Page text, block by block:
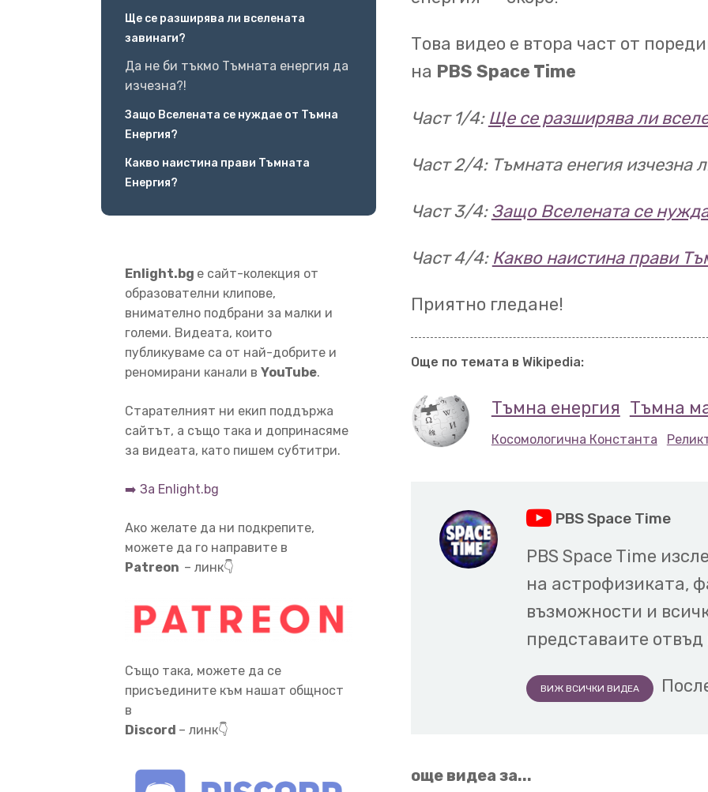
Ще се разширява ли вселената
завинаги?
Да не би тъкмо Тъмната енергия да
изчезна?!
Защо Вселената се нуждае от Тъмна
Енергия?
Какво наистина прави Тъмната
Енергия?
Enlight.bg е сайт-колекция от
образователни клипове,
внимателно подбрани за малки и
големи. Видеата, които
публикуваме са от най-добрите и
реномирани канали вYouTube.
Старателният ни екип поддържа
сайтът, а също така и допринасяме
за видеата, като пишем субтитри.
➡️ За Enlight.bg
Ако желате да ни подкрепите,
можете да го направите в
Patreon – линк👇
Също така, можете да се
присъедините към нашат общност
в
Discord – линк👇
00:48
двата екипа
разширяването на
притегляне на
01:05
Изглеждаше, че нещо
гравитацията. Натиск
ръководителите на
01:21 Adam Riess, Brian
изготвили плейлиста
доста хардкор, но си
01:40
Защото друг екип тъкмо
обновени данни от
данните са
енергия.Няма ускорено
че Вселената може да
скорост.
на тъмната енергия,
Това видео е втора част от
на PBS Space Time
Част 1/4: Ще се разширява ли
Част 2/4: Тъмната енегия изчезна
Част 3/4:Защо Вселената се
Част 4/4: Какво наистина прави
Приятно гледане!
Още по темата в Wikipedia:
Тъмна енергия Тъмна
Косомологична Константа
PBS Space Time
PBS Space Time
на астрофизиката,
възможности и
представаите
ВИЖ ВСИЧКИ ВИДЕА
още видеа за...